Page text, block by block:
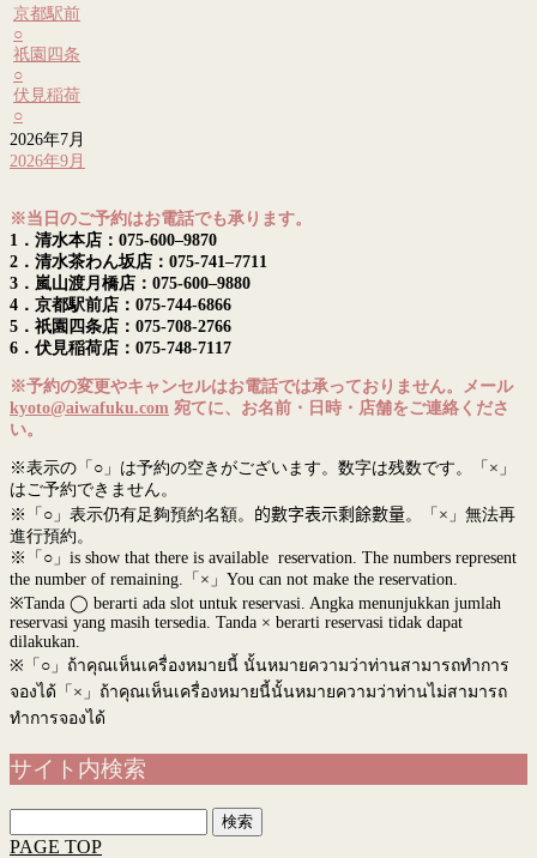
京都駅前
○
祇園四条
○
伏見稲荷
○
2026年7月
2026年9月
※当日のご予約はお電話でも承ります。
1．清水本店：075-600–9870
2．清水茶わん坂店：075-741–7711
3．嵐山渡月橋店：075-600–9880
4．京都駅前店：075-744-6866
5．祇園四条店：075-708-2766
6．伏見稲荷店：075-748-7117
※予約の変更やキャンセルはお電話では承っておりません。メール
kyoto@aiwafuku.com 宛てに、お名前・日時・店舗をご連絡くださ
い。
※表示の「○」は予約の空きがございます。数字は残数です。「×」
はご予約できません。
※「○」表示仍有足夠預約名額。 的數字表示剩餘數量。「×」無法再
進行預約。
※「○」is show that there is available reservation. The numbers represent
the number of remaining.「×」You can not make the reservation.
※Tanda ◯ berarti ada slot untuk reservasi. Angka menunjukkan jumlah
reservasi yang masih tersedia. Tanda × berarti reservasi tidak dapat
dilakukan.
※ 「○」ถ้าคุณเห็นเครื่องหมายนี้ นั้นหมายความว่าท่านสามารถทำการ
จองได้「×」ถ้าคุณเห็นเครื่องหมายนี้นั้นหมายความว่าท่านไม่สามารถ
ทำการจองได้
サイト内検索
索:
PAGE TOP